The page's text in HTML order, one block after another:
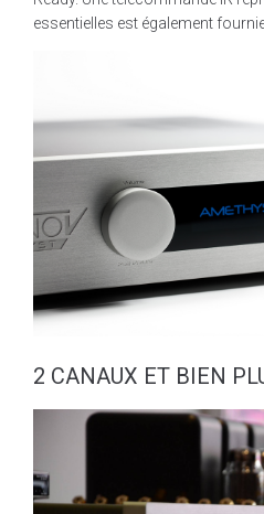
essentielles est également
2 CANAUX ET BIEN